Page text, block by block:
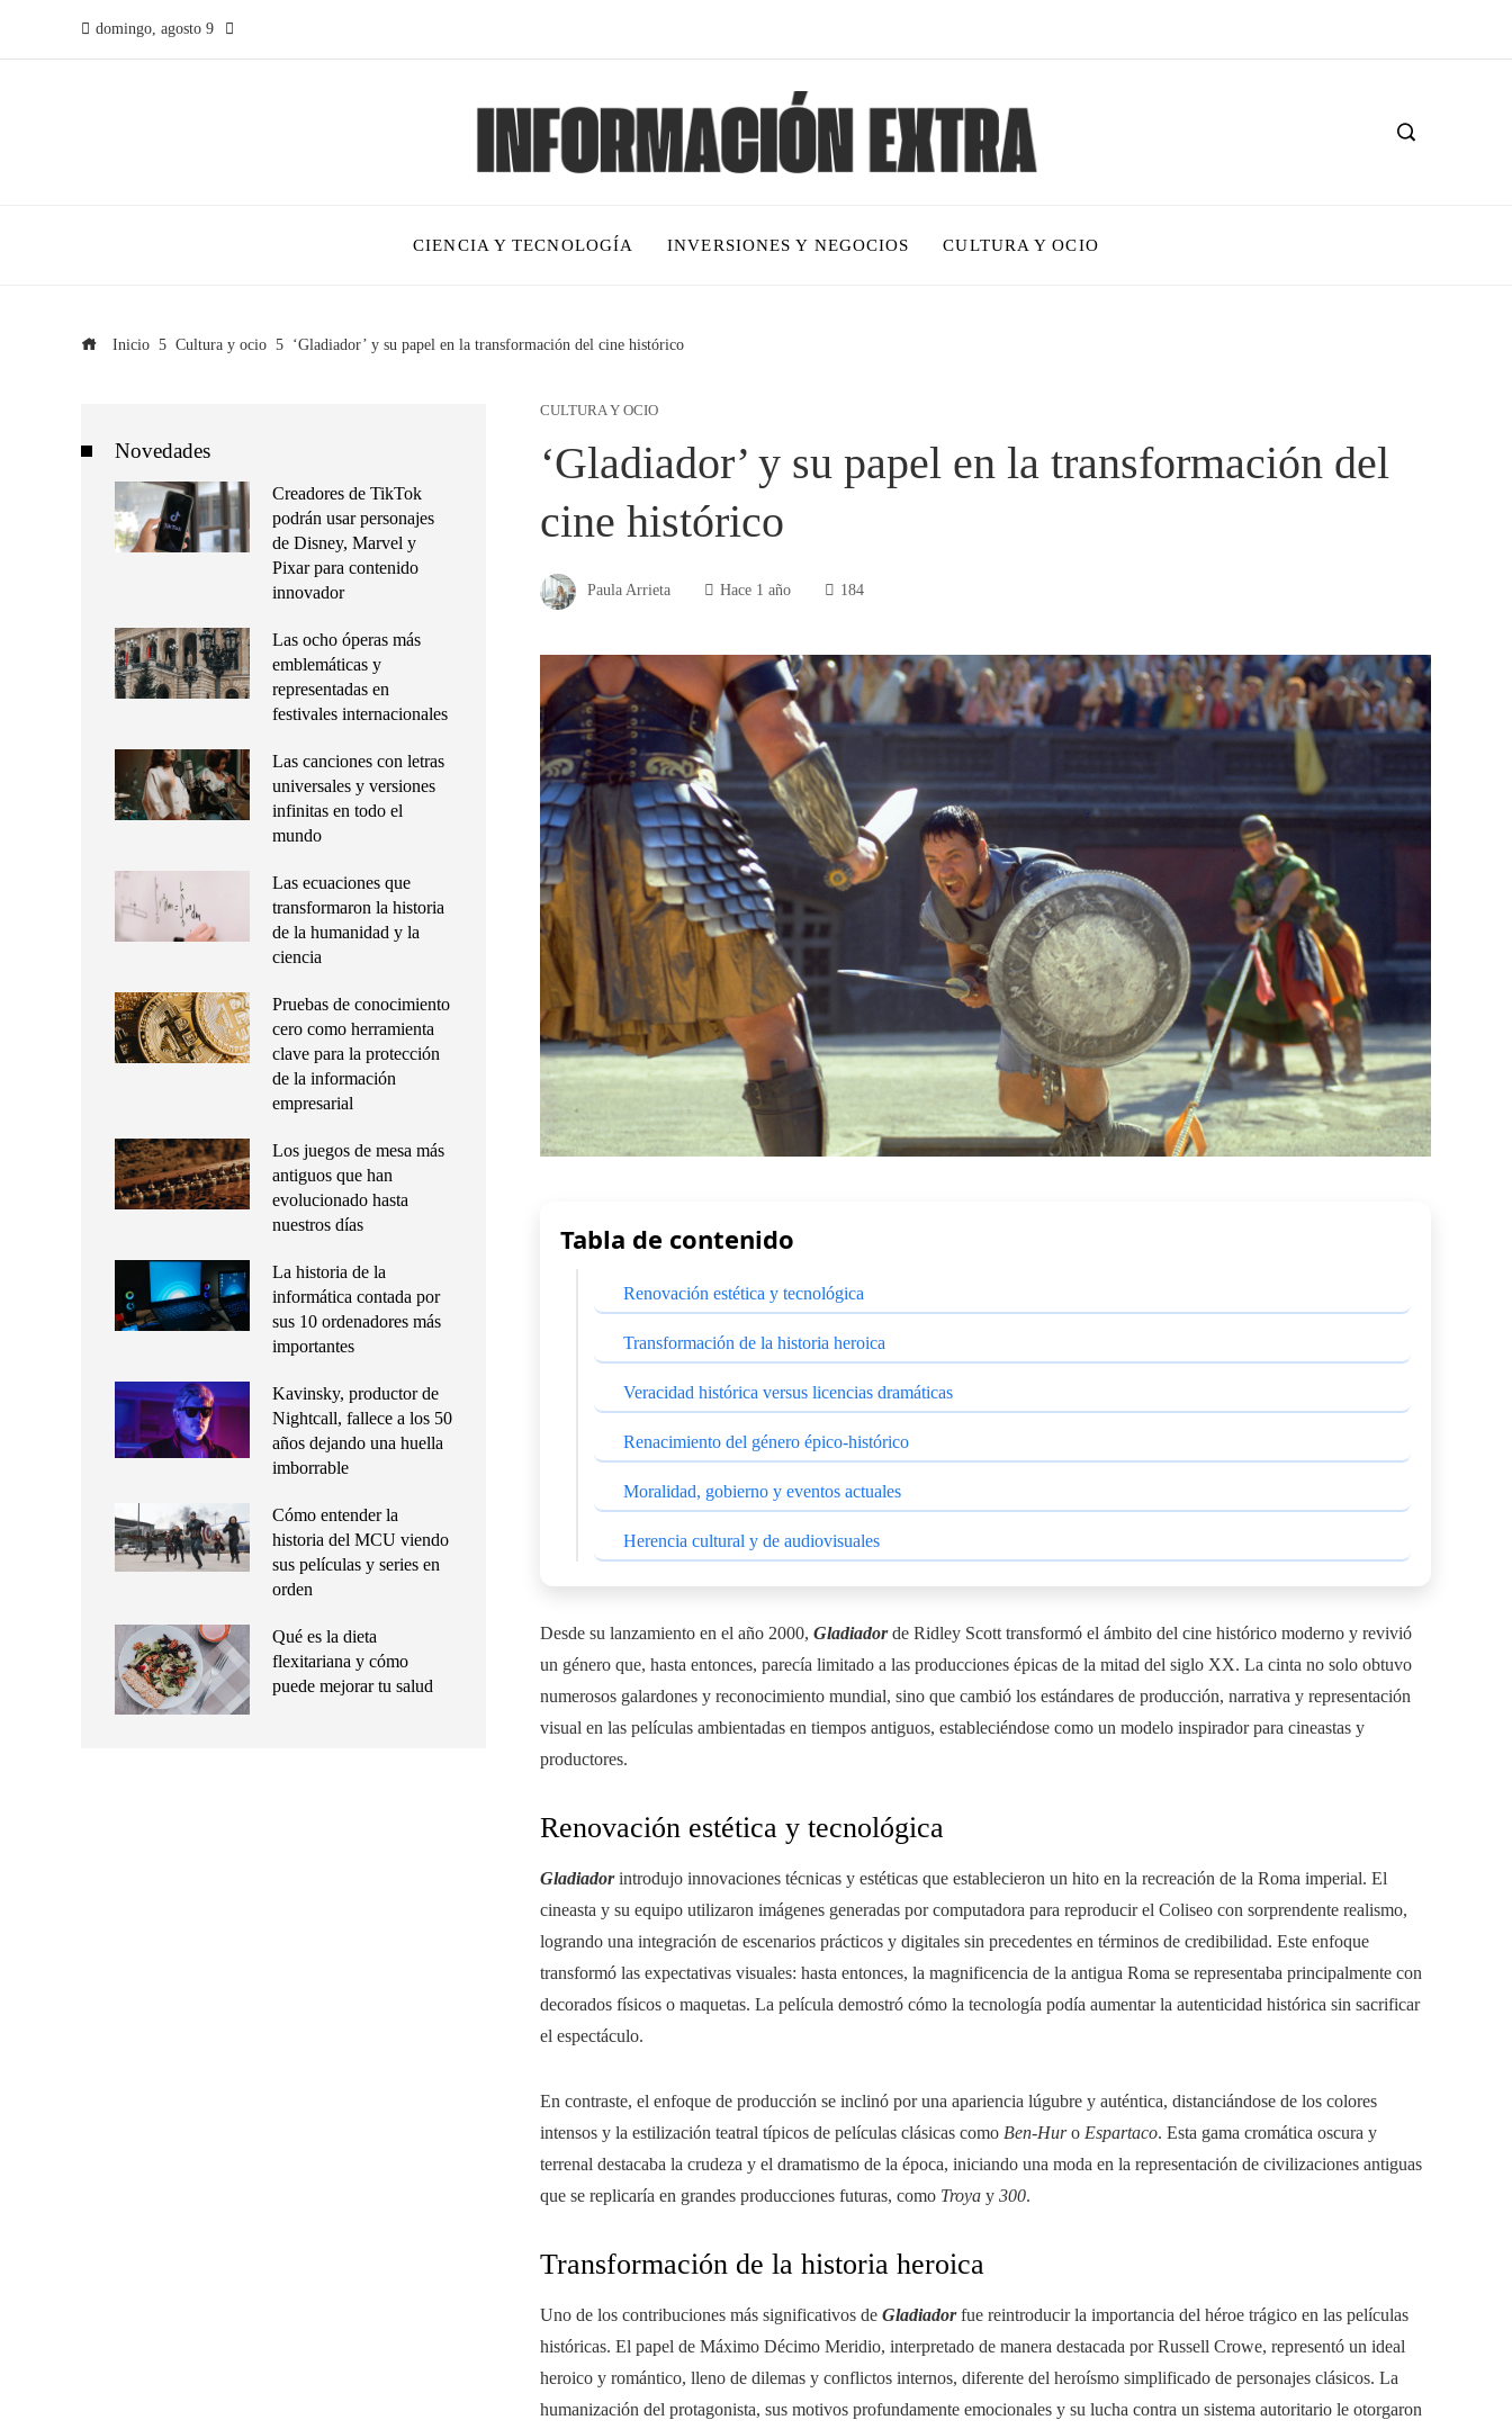
domingo, agosto 9
CIENCIA Y TECNOLOGÍA INVERSIONES Y NEGOCIOS CULTURA Y OCIO
Inicio Cultura y ocio ‘Gladiador’ y su papel en la transformación del cine histórico
CULTURA Y OCIO
‘Gladiador’ y su papel en la transformación del
cine histórico
Paula Arrieta Hace 1 año 184
Tabla de contenido
Renovación estética y tecnológica
Transformación de la historia heroica
Veracidad histórica versus licencias dramáticas
Renacimiento del género épico-histórico
Moralidad, gobierno y eventos actuales
Herencia cultural y de audiovisuales
Desde su lanzamiento en el año 2000, Gladiadorde Ridley Scott transformó el ámbito del cine histórico moderno y revivió
un género que, hasta entonces, parecía limitado a las producciones épicas de la mitad del siglo XX. La cinta no solo obtuvo
numerosos galardones y reconocimiento mundial, sino que cambió los estándares de producción, narrativa y representación
visual en las películas ambientadas en tiempos antiguos, estableciéndose como un modelo inspirador para cineastas y
productores.
Renovación estética y tecnológica
Gladiadorintrodujo innovaciones técnicas y estéticas que establecieron un hito en la recreación de la Roma imperial. El
cineasta y su equipo utilizaron imágenes generadas por computadora para reproducir el Coliseo con sorprendente realismo,
logrando una integración de escenarios prácticos y digitales sin precedentes en términos de credibilidad. Este enfoque
transformó las expectativas visuales: hasta entonces, la magnificencia de la antigua Roma se representaba principalmente con
decorados físicos o maquetas. La película demostró cómo la tecnología podía aumentar la autenticidad histórica sin sacrificar
el espectáculo.
En contraste, el enfoque de producción se inclinó por una apariencia lúgubre y auténtica, distanciándose de los colores
intensos y la estilización teatral típicos de películas clásicas como Ben-Huro Espartaco. Esta gama cromática oscura y
terrenal destacaba la crudeza y el dramatismo de la época, iniciando una moda en la representación de civilizaciones antiguas
que se replicaría en grandes producciones futuras, como Troya y 300.
Transformación de la historia heroica
Uno de los contribuciones más significativos de Gladiadorfue reintroducir la importancia del héroe trágico en las películas
históricas. El papel de Máximo Décimo Meridio, interpretado de manera destacada por Russell Crowe, representó un ideal
heroico y romántico, lleno de dilemas y conflictos internos, diferente del heroísmo simplificado de personajes clásicos. La
humanización del protagonista, sus motivos profundamente emocionales y su lucha contra un sistema autoritario le otorgaron
Novedades
Creadores de TikTok
podrán usar personajes
de Disney, Marvel y
Pixar para contenido
innovador
Las ocho óperas más
emblemáticas y
representadas en
festivales internacionales
Las canciones con letras
universales y versiones
infinitas en todo el
mundo
Las ecuaciones que
transformaron la historia
de la humanidad y la
ciencia
Pruebas de conocimiento
cero como herramienta
clave para la protección
de la información
empresarial
Los juegos de mesa más
antiguos que han
evolucionado hasta
nuestros días
La historia de la
informática contada por
sus 10 ordenadores más
importantes
Kavinsky, productor de
Nightcall, fallece a los 50
años dejando una huella
imborrable
Cómo entender la
historia del MCU viendo
sus películas y series en
orden
Qué es la dieta
flexitariana y cómo
puede mejorar tu salud